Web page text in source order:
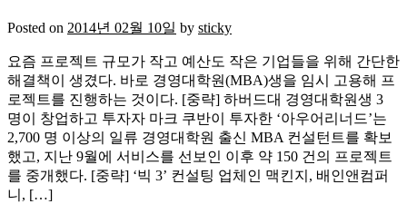
Posted on 2014년 02월 10일 by sticky
요즘 프로젝트 규모가 작고 예산도 작은 기업들을 위해 간단한
해결책이 생겼다. 바로 경영대학원(MBA)생을 임시 고용해 프
로젝트를 진행하는 것이다. [중략] 하버드대 경영대학원생 3
명이 창업하고 투자자 마크 쿠반이 투자한 ‘아우어리너드’는
2,700 명 이상의 일류 경영대학원 출신 MBA 컨설턴트를 확보
했고, 지난 9월에 서비스를 선보인 이후 약 150 건의 프로젝트
를 중개했다. [중략] ‘빅 3’ 컨설팅 업체인 맥킨지, 배인앤컴퍼
니, […]